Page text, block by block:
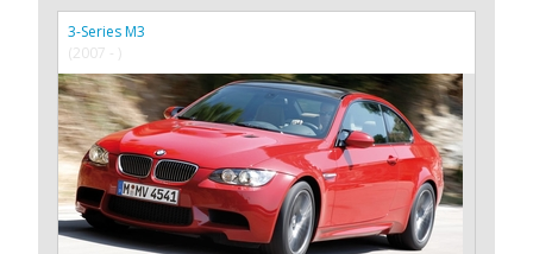
3-Series M3
(2007 - )